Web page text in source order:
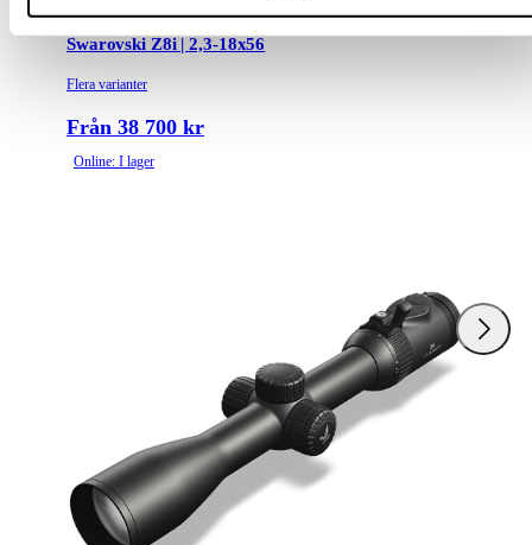
Swarovski Z8i | 2,3-18x56
Flera varianter
Från 38 700 kr
Online: I lager